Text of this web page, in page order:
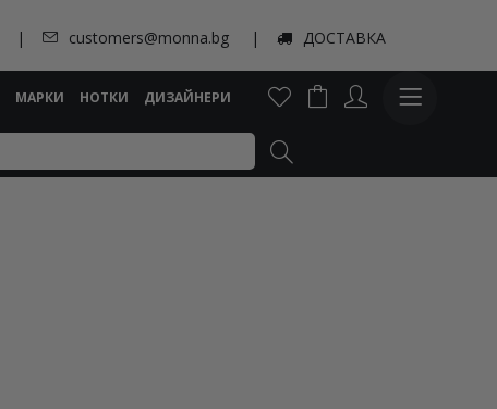
customers@monna.bg ДОСТАВКА
МАРКИ НОТКИ ДИЗАЙНЕРИ